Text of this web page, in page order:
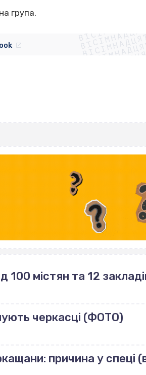
група.
100 містян та 12
черкасці (ФОТО)
причина у спеці